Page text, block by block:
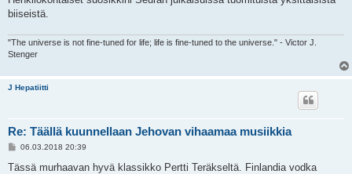
biiseistä.
"The universe is not fine-tuned for life; life is fine-tuned to the universe." - Victor J.
Stenger
J Hepatiitti
Re: Täällä kuunnellaan Jehovan vihaamaa musiikkia
V
e
06.03.2018 20:39
Tässä murhaavan hyvä klassikko Pertti Teräkseltä. Finlandia vodka